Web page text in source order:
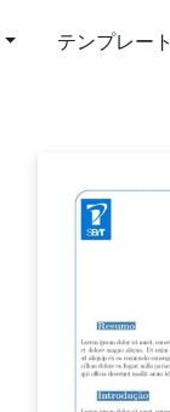
テンプレート